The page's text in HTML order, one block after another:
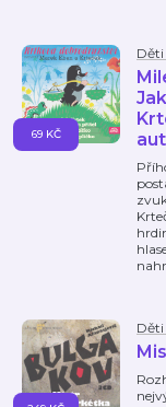
Děti
69 KČ
Děti